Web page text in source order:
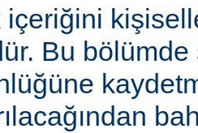
içeriğini
Bu